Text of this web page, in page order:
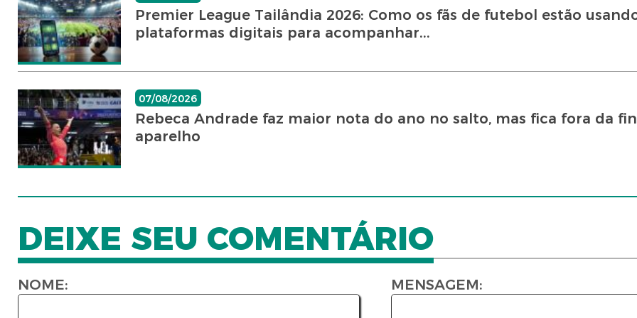
Premier League Tailândia 2026: Como os fãs de futebol estão
plataformas digitais para acompanhar...
07/08/2026
Rebeca Andrade faz maior nota do ano no salto, mas fica fora da
aparelho
DEIXE SEU COMENTÁRIO
NOME: MENSAGEM: